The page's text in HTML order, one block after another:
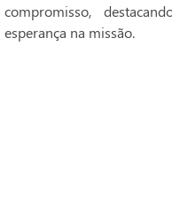
compromisso,
esperança na missão.